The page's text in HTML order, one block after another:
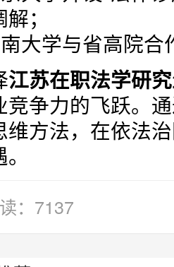
；
南大学与省高院
江苏在职法学研
竞争力的飞跃。
维方法，在依法
：7137